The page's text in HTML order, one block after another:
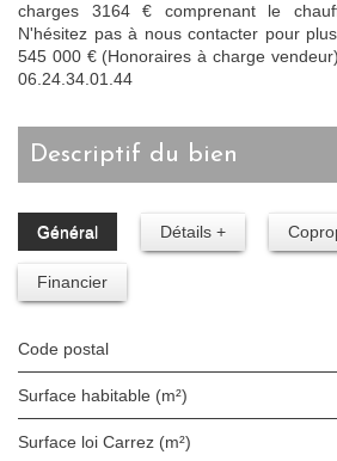
charges 3164 € comprenant le
N'hésitez pas à nous contacter pour
545 000 € (Honoraires à charge
06.24.34.01.44
descriptif du bien
Général Détails +
Financier
Code postal
Surface habitable (m²)
Surface loi Carrez (m²)